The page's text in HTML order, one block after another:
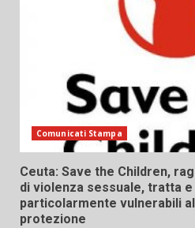
Comunicati Stampa
Ceuta: Save the Children,
di violenza sessuale, tratta
particolarmente vulnerabili
protezione